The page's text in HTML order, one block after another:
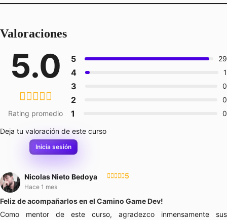
Valoraciones
5.0
Rating promedio
5 29
4 1
3 0
2 0
1 0
Deja tu valoración de este curso
Inicia sesión
Nicolas Nieto Bedoya
Hace 1 mes
5
Feliz de acompañarlos en el Camino Game Dev!
Como mentor de este curso, agradezco inmensamente sus